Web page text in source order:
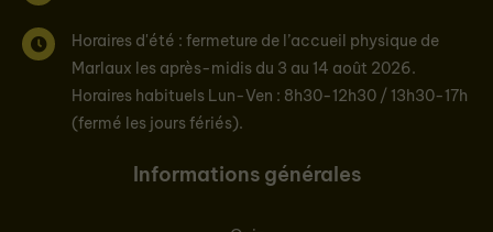
Horaires d'été : fermeture de l’accueil physique de
Marlaux les après-midis du 3 au 14 août 2026.
Horaires habituels Lun-Ven : 8h30-12h30 / 13h30-17h
(fermé les jours fériés).
Informations générales